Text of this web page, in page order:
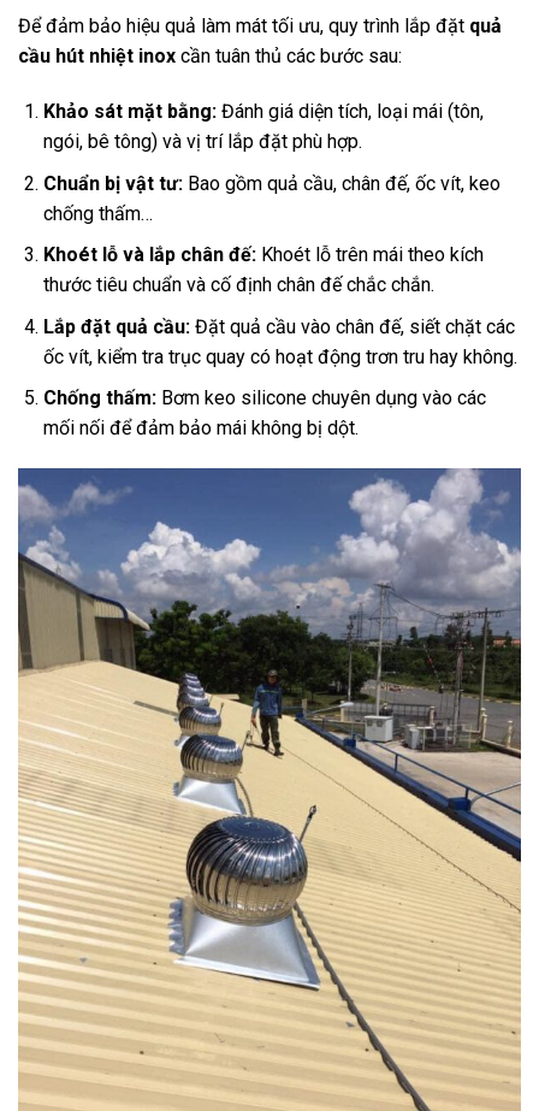
Để đảm bảo hiệu quả làm mát tối ưu, quy trình lắp đặt quả
cầu hút nhiệt inox cần tuân thủ các bước sau:
Khảo sát mặt bằng:Đánh giá diện tích, loại mái (tôn,
ngói, bê tông) và vị trí lắp đặt phù hợp.
Chuẩn bị vật tư:Bao gồm quả cầu, chân đế, ốc vít, keo
chống thấm…
Khoét lỗ và lắp chân đế:Khoét lỗ trên mái theo kích
thước tiêu chuẩn và cố định chân đế chắc chắn.
Lắp đặt quả cầu:Đặt quả cầu vào chân đế, siết chặt các
ốc vít, kiểm tra trục quay có hoạt động trơn tru hay không.
Chống thấm:Bơm keo silicone chuyên dụng vào các
mối nối để đảm bảo mái không bị dột.